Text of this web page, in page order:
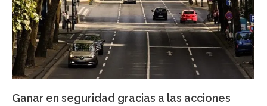
Ganar en seguridad gracias a las acciones